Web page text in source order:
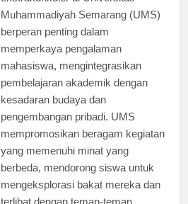
ekstrakurikuler di Universitas
Muhammadiyah Semarang (UMS)
berperan penting dalam
memperkaya pengalaman
mahasiswa, mengintegrasikan
pembelajaran akademik dengan
kesadaran budaya dan
pengembangan pribadi. UMS
mempromosikan beragam kegiatan
yang memenuhi minat yang
berbeda, mendorong siswa untuk
mengeksplorasi bakat mereka dan